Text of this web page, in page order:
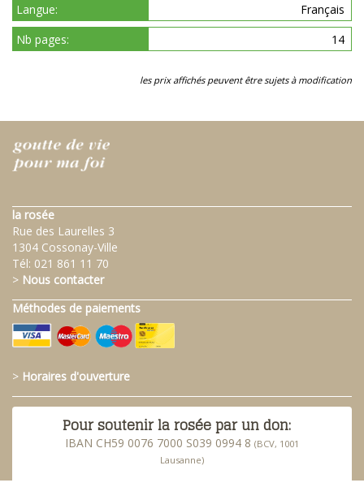
Langue:
Français
Nb pages:
14
les prix affichés peuvent être sujets à modification
la rosée
Rue des Laurelles 3
1304 Cossonay-Ville
Tél: 021 861 11 70
> Nous contacter
Méthodes de paiements
> Horaires d'ouverture
Pour soutenir la rosée par un don:
IBAN CH59 0076 7000 S039 0994 8 (BCV, 1001
Lausanne)